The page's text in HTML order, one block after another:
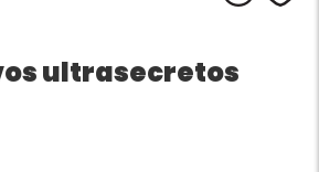
ultrasecretos